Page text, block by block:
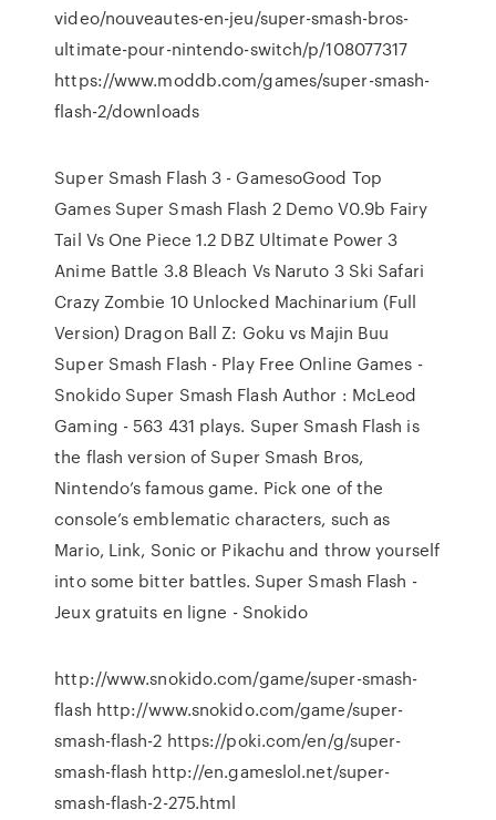
video/nouveautes-en-jeu/super-smash-bros-
ultimate-pour-nintendo-switch/p/108077317
https://www.moddb.com/games/super-smash-
flash-2/downloads
Super Smash Flash 3 - GamesoGood Top
Games Super Smash Flash 2 Demo V0.9b Fairy
Tail Vs One Piece 1.2 DBZ Ultimate Power 3
Anime Battle 3.8 Bleach Vs Naruto 3 Ski Safari
Crazy Zombie 10 Unlocked Machinarium (Full
Version) Dragon Ball Z: Goku vs Majin Buu
Super Smash Flash - Play Free Online Games -
Snokido Super Smash Flash Author : McLeod
Gaming - 563 431 plays. Super Smash Flash is
the flash version of Super Smash Bros,
Nintendo’s famous game. Pick one of the
console’s emblematic characters, such as
Mario, Link, Sonic or Pikachu and throw yourself
into some bitter battles. Super Smash Flash -
Jeux gratuits en ligne - Snokido
http://www.snokido.com/game/super-smash-
flash http://www.snokido.com/game/super-
smash-flash-2 https://poki.com/en/g/super-
smash-flash http://en.gameslol.net/super-
smash-flash-2-275.html